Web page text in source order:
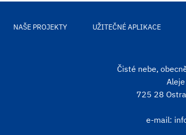
NAŠE PROJEKTY UŽITEČNÉ APLIKACE
Čisté nebe,
725 28
e-mail: